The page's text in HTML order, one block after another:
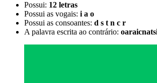
Possui: 12 letras
Possui as vogais: i a o
Possui as consoantes: d s t n c r
A palavra escrita ao contrário: